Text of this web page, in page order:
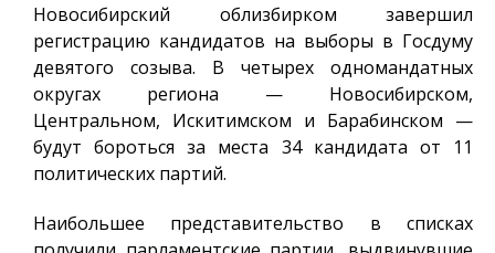
Новосибирский облизбирком завершил
регистрацию кандидатов на выборы в Госдуму
девятого созыва. В четырех одномандатных
округах региона — Новосибирском,
Центральном, Искитимском и Барабинском —
будут бороться за места 34 кандидата от 11
политических партий.
Наибольшее представительство в списках